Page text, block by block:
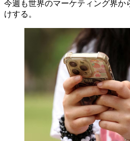
今週も世界のマーケティング界か
けする。